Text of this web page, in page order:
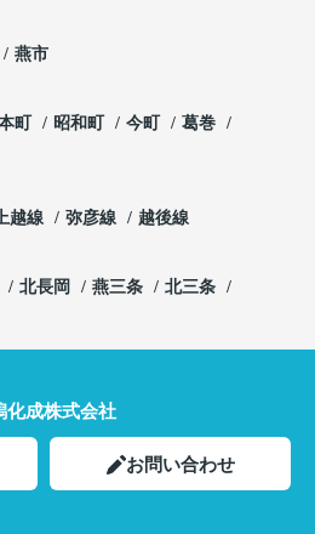
燕市
町 昭和町 今町
葛巻
越線 弥彦線 越後線
北長岡 燕三条
北三条
化成株式会社
お問い合わせ